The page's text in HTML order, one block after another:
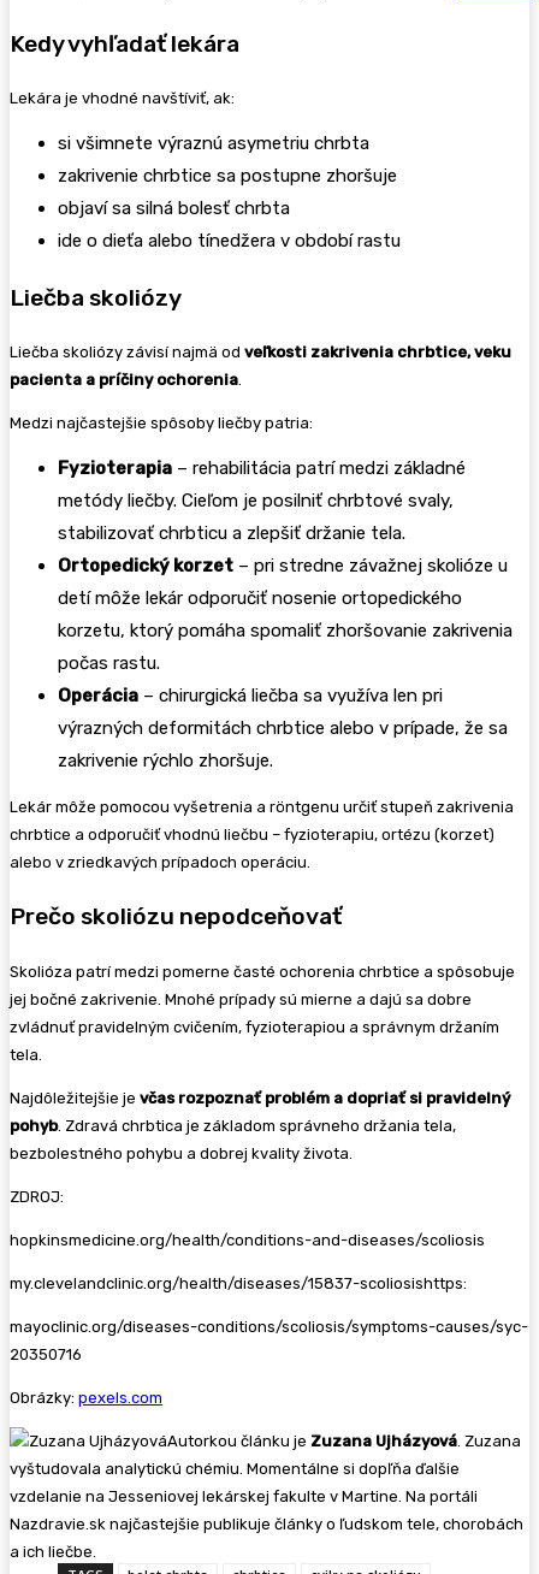
Kedy vyhľadať lekára
Lekára je vhodné navštíviť, ak:
si všimnete výraznú asymetriu chrbta
zakrivenie chrbtice sa postupne zhoršuje
objaví sa silná bolesť chrbta
ide o dieťa alebo tínedžera v období rastu
Liečba skoliózy
Liečba skoliózy závisí najmä od veľkosti zakrivenia chrbtice, veku
pacienta a príčiny ochorenia.
Medzi najčastejšie spôsoby liečby patria:
Fyzioterapia – rehabilitácia patrí medzi základné
metódy liečby. Cieľom je posilniť chrbtové svaly,
stabilizovať chrbticu a zlepšiť držanie tela.
Ortopedický korzet – pri stredne závažnej skolióze u
detí môže lekár odporučiť nosenie ortopedického
korzetu, ktorý pomáha spomaliť zhoršovanie zakrivenia
počas rastu.
Operácia – chirurgická liečba sa využíva len pri
výrazných deformitách chrbtice alebo v prípade, že sa
zakrivenie rýchlo zhoršuje.
Lekár môže pomocou vyšetrenia a röntgenu určiť stupeň zakrivenia
chrbtice a odporučiť vhodnú liečbu – fyzioterapiu, ortézu (korzet)
alebo v zriedkavých prípadoch operáciu.
Prečo skoliózu nepodceňovať
Skolióza patrí medzi pomerne časté ochorenia chrbtice a spôsobuje
jej bočné zakrivenie. Mnohé prípady sú mierne a dajú sa dobre
zvládnuť pravidelným cvičením, fyzioterapiou a správnym držaním
tela.
Najdôležitejšie je včas rozpoznať problém a dopriať si pravidelný
pohyb. Zdravá chrbtica je základom správneho držania tela,
bezbolestného pohybu a dobrej kvality života.
ZDROJ:
hopkinsmedicine.org/health/conditions-and-diseases/scoliosis
my.clevelandclinic.org/health/diseases/15837-scoliosishttps:
mayoclinic.org/diseases-conditions/scoliosis/symptoms-causes/syc-
20350716
Obrázky: pexels.com
Autorkou článku je Zuzana Ujházyová . Zuzana
vyštudovala analytickú chémiu. Momentálne si dopľňa ďalšie
vzdelanie na Jesseniovej lekárskej fakulte v Martine. Na portáli
Nazdravie.sk najčastejšie publikuje články o ľudskom tele, chorobách
a ich liečbe.